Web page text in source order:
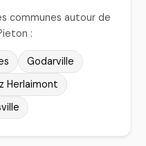
communes autour de
:
Godarville
Herlaimont